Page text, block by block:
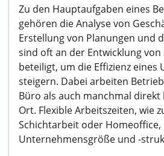
Zu den Hauptaufgaben eines
gehören die Analyse von
Erstellung von Planungen und
sind oft an der Entwicklung von
beteiligt, um die Effizienz eines
steigern. Dabei arbeiten
Büro als auch manchmal
Ort. Flexible Arbeitszeiten, wie
Schichtarbeit oder Homeoffice,
Unternehmensgröße und -